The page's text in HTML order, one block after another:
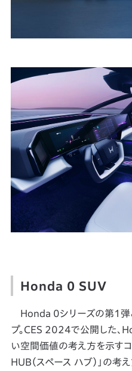
Honda 0 SUV
Honda 0シリーズの第1弾
プ。CES 2024で公開した、
い空間価値の考え方を示す
HUB（スペース ハブ）」の考